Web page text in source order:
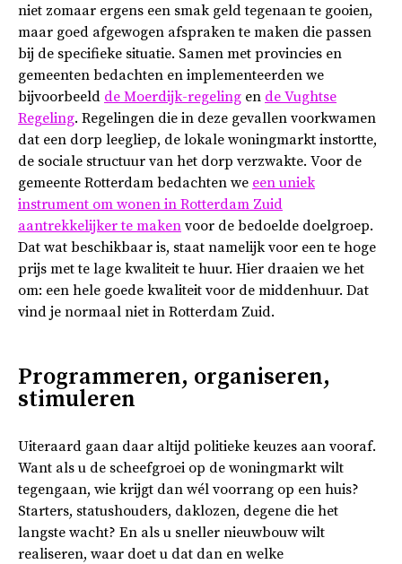
niet zomaar ergens een smak geld tegenaan te gooien,
maar goed afgewogen afspraken te maken die passen
bij de specifieke situatie. Samen met provincies en
gemeenten bedachten en implementeerden we
bijvoorbeeld de Moerdijk-regeling en de Vughtse
Regeling. Regelingen die in deze gevallen voorkwamen
dat een dorp leegliep, de lokale woningmarkt instortte,
de sociale structuur van het dorp verzwakte. Voor de
gemeente Rotterdam bedachten we een uniek
instrument om wonen in Rotterdam Zuid
aantrekkelijker te maken voor de bedoelde doelgroep.
Dat wat beschikbaar is, staat namelijk voor een te hoge
prijs met te lage kwaliteit te huur. Hier draaien we het
om: een hele goede kwaliteit voor de middenhuur. Dat
vind je normaal niet in Rotterdam Zuid.
Programmeren, organiseren,
stimuleren
Uiteraard gaan daar altijd politieke keuzes aan vooraf.
Want als u de scheefgroei op de woningmarkt wilt
tegengaan, wie krijgt dan wél voorrang op een huis?
Starters, statushouders, daklozen, degene die het
langste wacht? En als u sneller nieuwbouw wilt
realiseren, waar doet u dat dan en welke